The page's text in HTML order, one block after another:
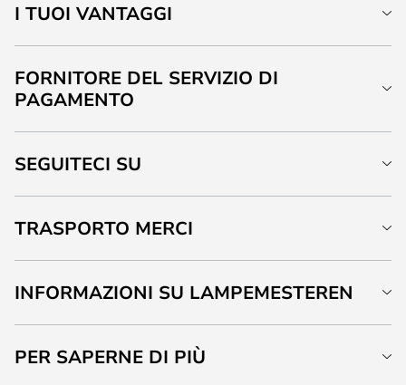
I TUOI VANTAGGI
FORNITORE DEL SERVIZIO DI
PAGAMENTO
SEGUITECI SU
TRASPORTO MERCI
INFORMAZIONI SU LAMPEMESTEREN
PER SAPERNE DI PIÙ